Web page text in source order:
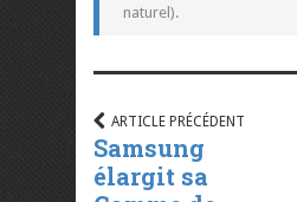
naturel).
ARTICLE PRÉCÉDENT
Samsung
élargit sa